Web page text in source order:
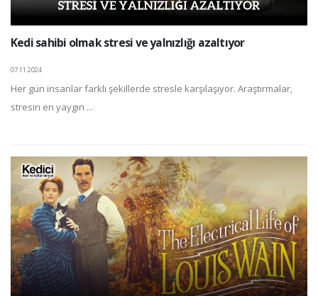
Kedi sahibi olmak stresi ve yalnızlığı azaltıyor
07.11.2024
Her gün insanlar farklı şekillerde stresle karşılaşıyor. Araştırmalar,
stresin en yaygın ...